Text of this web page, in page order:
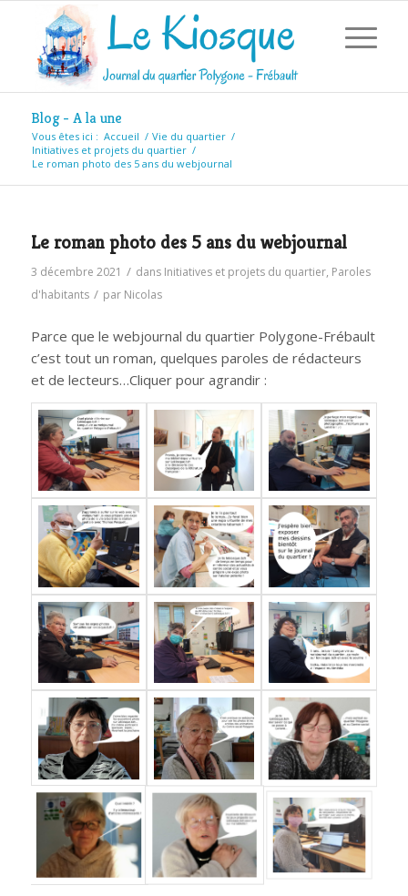
Blog - A la une
Vous êtes ici : Accueil / Vie du quartier /
Initiatives et projets du quartier /
Le roman photo des 5 ans du webjournal
Le roman photo des 5 ans du webjournal
3 décembre 2021 / dans Initiatives et projets du quartier, Paroles
d'habitants / par Nicolas
Parce que le webjournal du quartier Polygone-Frébault
c’est tout un roman, quelques paroles de rédacteurs
et de lecteurs…Cliquer pour agrandir :